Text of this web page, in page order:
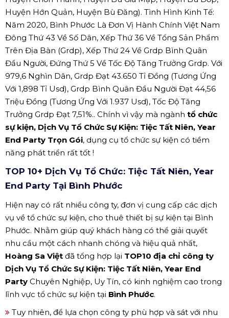
Huyện Hớn Quản, Huyện Bù Đăng). Tình Hình Kinh Tế:
Năm 2020, Bình Phước Là Đơn Vị Hành Chính Việt Nam
Đông Thứ 43 Về Số Dân, Xếp Thứ 36 Về Tổng Sản Phẩm
Trên Địa Bàn (Grdp), Xếp Thứ 24 Về Grdp Bình Quân
Đầu Người, Đứng Thứ 5 Về Tốc Độ Tăng Trưởng Grdp. Với
979,6 Nghìn Dân, Grdp Đạt 43.650 Tỉ Đồng (Tương Ứng
Với 1,898 Tỉ Usd), Grdp Bình Quân Đầu Người Đạt 44,56
Triệu Đồng (Tương Ứng Với 1.937 Usd), Tốc Độ Tăng
Trưởng Grdp Đạt 7,51%.. Chính vì vậy mà ngành tổ chức
sự kiện, Dịch Vụ Tổ Chức Sự Kiện: Tiệc Tất Niên, Year
End Party Trọn Gói, dụng cụ tổ chức sự kiện có tiềm
năng phát triển rất tốt !
TOP 10+ Dịch Vụ Tổ Chức: Tiệc Tất Niên, Year
End Party Tại Bình Phước
Hiện nay có rất nhiều công ty, đơn vị cung cấp các dịch
vụ về tổ chức sự kiện, cho thuê thiết bị sự kiện tại Bình
Phước. Nhằm giúp quý khách hàng có thể giải quyết
nhu cầu một cách nhanh chóng và hiệu quả nhất,
Hoàng Sa Việt đã tổng hợp lại TOP10 địa chỉ công ty
Dịch Vụ Tổ Chức Sự Kiện: Tiệc Tất Niên, Year End
Party Chuyên Nghiệp, Uy Tín, có kinh nghiệm cao trong
lĩnh vực tổ chức sự kiện tại Bình Phước.
Tuy nhiên, để lựa chọn công ty phù hợp và sát với nhu